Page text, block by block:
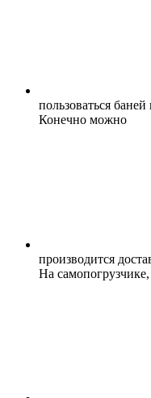
пользоваться
Конечно можно
производится
На